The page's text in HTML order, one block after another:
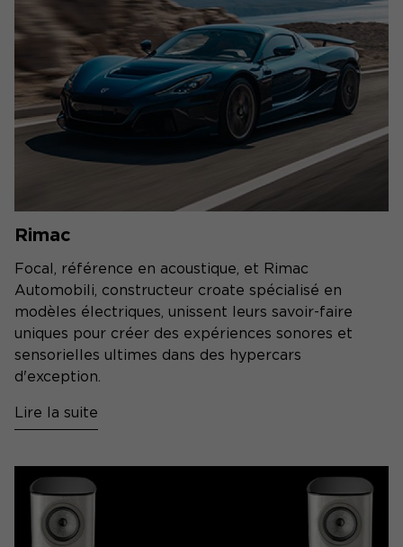
Rimac
Focal, référence en acoustique, et Rimac
Automobili, constructeur croate spécialisé en
modèles électriques, unissent leurs savoir-faire
uniques pour créer des expériences sonores et
sensorielles ultimes dans des hypercars
d'exception.
Lire la suite